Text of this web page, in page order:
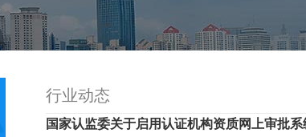
行业动态
国家认监委关于启用认证机构资质网上审批